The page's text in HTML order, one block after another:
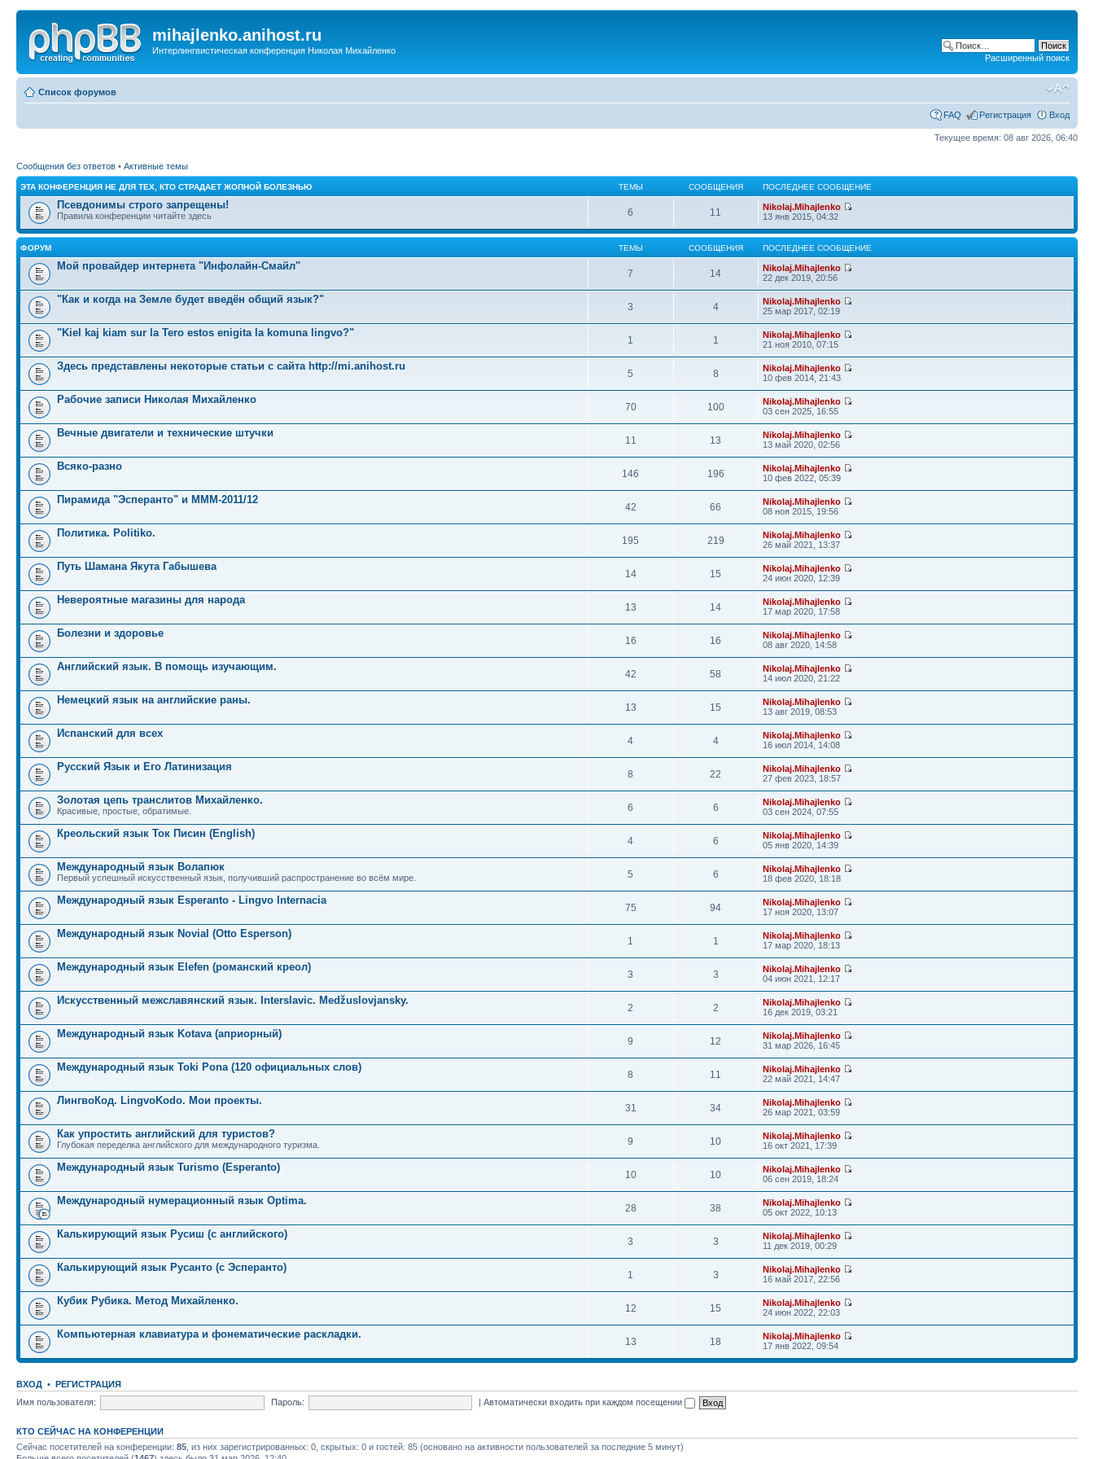
mihajlenko.anihost.ru
Интерлингвистическая конференция Николая Михайленко
Расширенный поиск
Список форумов
FAQ Регистрация Вход
Текущее время: 08 авг 2026, 06:40
Сообщения без ответов • Активные темы
ЭТА КОНФЕРЕНЦИЯ НЕ ДЛЯ ТЕХ, КТО СТРАДАЕТ ЖОПНОЙ БОЛЕЗНЬЮ ТЕМЫ СООБЩЕНИЯ ПОСЛЕДНЕЕ СООБЩЕНИЕ
Псевдонимы строго запрещены!
Правила конференции читайте здесь 6 11
Nikolaj.Mihajlenko
13 янв 2015, 04:32
ФОРУМ ТЕМЫ СООБЩЕНИЯ ПОСЛЕДНЕЕ СООБЩЕНИЕ
Мой провайдер интернета "Инфолайн-Смайл"
7 14
Nikolaj.Mihajlenko
22 дек 2019, 20:56
"Как и когда на Земле будет введён общий язык?"
3 4
Nikolaj.Mihajlenko
25 мар 2017, 02:19
"Kiel kaj kiam sur la Tero estos enigita la komuna lingvo?"
1 1
Nikolaj.Mihajlenko
21 ноя 2010, 07:15
Здесь представлены некоторые статьи с сайта http://mi.anihost.ru
5 8
Nikolaj.Mihajlenko
10 фев 2014, 21:43
Рабочие записи Николая Михайленко
70 100
Nikolaj.Mihajlenko
03 сен 2025, 16:55
Вечные двигатели и технические штучки
11 13
Nikolaj.Mihajlenko
13 май 2020, 02:56
Всяко-разно
146 196
Nikolaj.Mihajlenko
10 фев 2022, 05:39
Пирамида "Эсперанто" и MMM-2011/12
42 66
Nikolaj.Mihajlenko
08 ноя 2015, 19:56
Политика. Politiko.
195 219
Nikolaj.Mihajlenko
26 май 2021, 13:37
Путь Шамана Якута Габышева
14 15
Nikolaj.Mihajlenko
24 июн 2020, 12:39
Невероятные магазины для народа
13 14
Nikolaj.Mihajlenko
17 мар 2020, 17:58
Болезни и здоровье
16 16
Nikolaj.Mihajlenko
08 авг 2020, 14:58
Английский язык. В помощь изучающим.
42 58
Nikolaj.Mihajlenko
14 июл 2020, 21:22
Немецкий язык на английские раны.
13 15
Nikolaj.Mihajlenko
13 авг 2019, 08:53
Испанский для всех
4 4
Nikolaj.Mihajlenko
16 июл 2014, 14:08
Русский Язык и Его Латинизация
8 22
Nikolaj.Mihajlenko
27 фев 2023, 18:57
Золотая цепь транслитов Михайленко.
Красивые, простые, обратимые. 6 6
Nikolaj.Mihajlenko
03 сен 2024, 07:55
Креольский язык Ток Писин (English)
4 6
Nikolaj.Mihajlenko
05 янв 2020, 14:39
Международный язык Волапюк
Первый успешный искусственный язык, получивший распространение во всём мире. 5 6
Nikolaj.Mihajlenko
18 фев 2020, 18:18
Международный язык Esperanto - Lingvo Internacia
75 94
Nikolaj.Mihajlenko
17 ноя 2020, 13:07
Международный язык Novial (Otto Esperson)
1 1
Nikolaj.Mihajlenko
17 мар 2020, 18:13
Международный язык Elefen (романский креол)
3 3
Nikolaj.Mihajlenko
04 июн 2021, 12:17
Искусственный межславянский язык. Interslavic. Medžuslovjansky.
2 2
Nikolaj.Mihajlenko
16 дек 2019, 03:21
Международный язык Kotava (априорный)
9 12
Nikolaj.Mihajlenko
31 мар 2026, 16:45
Международный язык Toki Pona (120 официальных слов)
8 11
Nikolaj.Mihajlenko
22 май 2021, 14:47
ЛингвоКод. LingvoKodo. Мои проекты.
31 34
Nikolaj.Mihajlenko
26 мар 2021, 03:59
Как упростить английский для туристов?
Глубокая переделка английского для международного туризма. 9 10
Nikolaj.Mihajlenko
16 окт 2021, 17:39
Международный язык Turismo (Esperanto)
10 10
Nikolaj.Mihajlenko
06 сен 2019, 18:24
Международный нумерационный язык Optima.
28 38
Nikolaj.Mihajlenko
05 окт 2022, 10:13
Калькирующий язык Русиш (с английского)
3 3
Nikolaj.Mihajlenko
11 дек 2019, 00:29
Калькирующий язык Русанто (с Эсперанто)
1 3
Nikolaj.Mihajlenko
16 май 2017, 22:56
Кубик Рубика. Метод Михайленко.
12 15
Nikolaj.Mihajlenko
24 июн 2022, 22:03
Компьютерная клавиатура и фонематические раскладки.
13 18
Nikolaj.Mihajlenko
17 янв 2022, 09:54
ВХОД • РЕГИСТРАЦИЯ
Имя пользователя:
Пароль: |Автоматически входить при каждом посещении
КТО СЕЙЧАС НА КОНФЕРЕНЦИИ
Сейчас посетителей на конференции: 85 , из них зарегистрированных: 0, скрытых: 0 и гостей: 85 (основано на активности пользователей за последние 5 минут)